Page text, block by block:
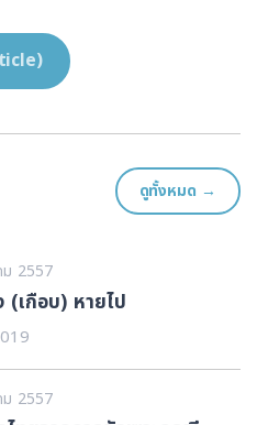
ดูทั้งหมด →
ม 2557
(เกือบ) หายไป
ม 2557